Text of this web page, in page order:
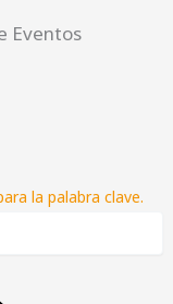
Eventos
la palabra clave.